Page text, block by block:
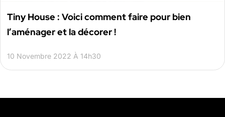
Tiny House : Voici comment faire pour bien
l’aménager et la décorer !
10 Novembre 2022 À 14h30